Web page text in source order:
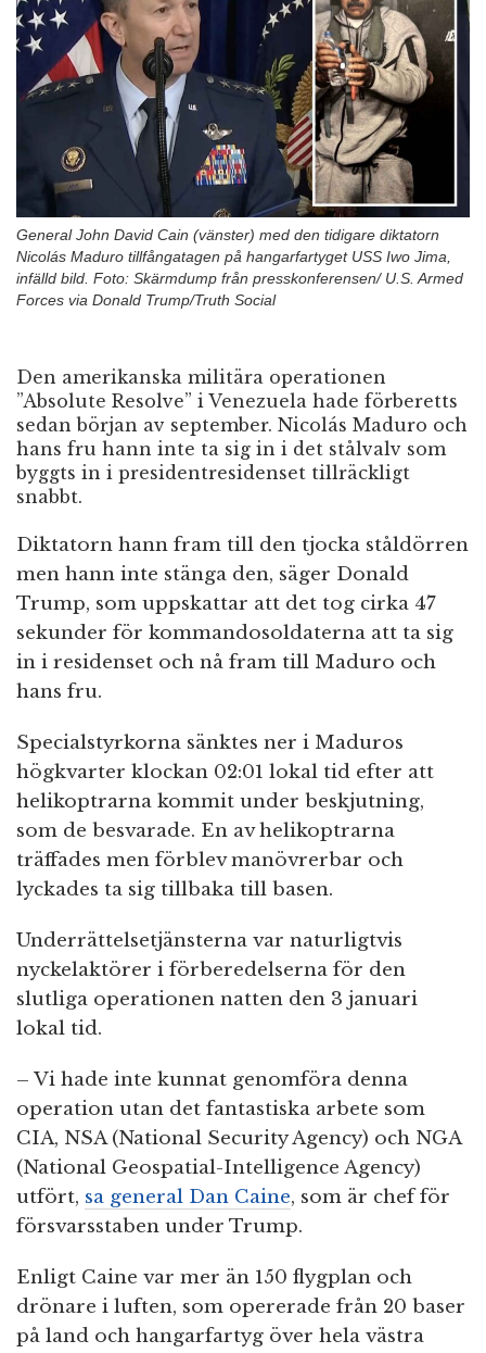
General John David Cain (vänster) med den tidigare diktatorn
Nicolás Maduro tillfångatagen på hangarfartyget USS Iwo Jima,
infälld bild. Foto: Skärmdump från presskonferensen/ U.S. Armed
Forces via Donald Trump/Truth Social
Den amerikanska militära operationen
”Absolute Resolve” i Venezuela hade förberetts
sedan början av september. Nicolás Maduro och
hans fru hann inte ta sig in i det stålvalv som
byggts in i presidentresidenset tillräckligt
snabbt.
Diktatorn hann fram till den tjocka ståldörren
men hann inte stänga den, säger Donald
Trump, som uppskattar att det tog cirka 47
sekunder för kommandosoldaterna att ta sig
in i residenset och nå fram till Maduro och
hans fru.
Specialstyrkorna sänktes ner i Maduros
högkvarter klockan 02:01 lokal tid efter att
helikoptrarna kommit under beskjutning,
som de besvarade. En av helikoptrarna
träffades men förblev manövrerbar och
lyckades ta sig tillbaka till basen.
Underrättelsetjänsterna var naturligtvis
nyckelaktörer i förberedelserna för den
slutliga operationen natten den 3 januari
lokal tid.
– Vi hade inte kunnat genomföra denna
operation utan det fantastiska arbete som
CIA, NSA (National Security Agency) och NGA
(National Geospatial-Intelligence Agency)
utfört, sa general Dan Caine, som är chef för
försvarsstaben under Trump.
Enligt Caine var mer än 150 flygplan och
drönare i luften, som opererade från 20 baser
på land och hangarfartyg över hela västra